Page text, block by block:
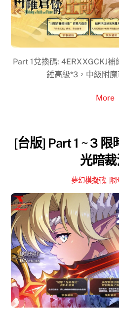
Part 1兌換碼: 4ERXXGCKJ
錘高級*3，中級附
More
[台版] Part 1 ~ 3
光暗裁
夢幻模擬戰, 限